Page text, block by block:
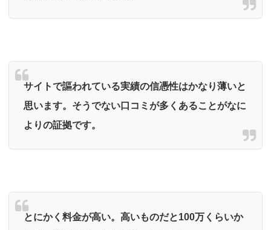
サイトで謳われている実績の信憑性はかなり薄いと
思います。そうでない口コミが多くあることがなに
よりの証拠です。
とにかく料金が高い。高いものだと100万くらいか